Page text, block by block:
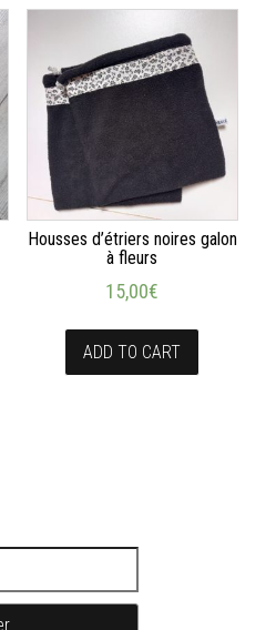
Housses d’étriers noires galon
à fleurs
15,00€
ADD TO CART